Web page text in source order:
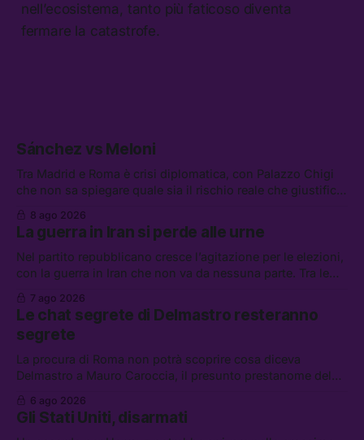
nell’ecosistema, tanto più faticoso diventa
fermare la catastrofe.
Sánchez vs Meloni
Tra Madrid e Roma è crisi diplomatica, con Palazzo Chigi
che non sa spiegare quale sia il rischio reale che giustifica
di difesa tra Arabia Saudita, Pakistan e Turchia, la crisi del
carburante irregolare, e un altro caso di IA ribelle
8 ago 2026
La guerra in Iran si perde alle urne
Nel partito repubblicano cresce l’agitazione per le elezioni,
con la guerra in Iran che non va da nessuna parte. Tra le
lavoro, Schlein prova a mettere in sicurezza la coalizione, e
che cos’è lo “Spiralismo,” la religione degli agenti IA
7 ago 2026
Le chat segrete di Delmastro resteranno
segrete
La procura di Roma non potrà scoprire cosa diceva
Delmastro a Mauro Caroccia, il presunto prestanome del
attacchi in Libano, il governo chiederà 36 miliardi di
flessibilità in armi e energia, e Grokipedia è già stata
6 ago 2026
Gli Stati Uniti, disarmati